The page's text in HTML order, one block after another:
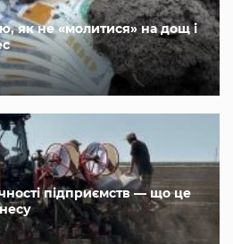
як не «молитися» на дощ і
підприємств — що це